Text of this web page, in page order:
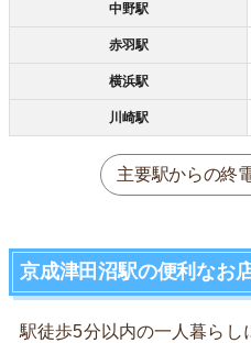
中野駅
赤羽駅
横浜駅
川崎駅
主要駅からの終
京成津田沼駅の便利なお
駅徒歩5分以内の一人暮らし